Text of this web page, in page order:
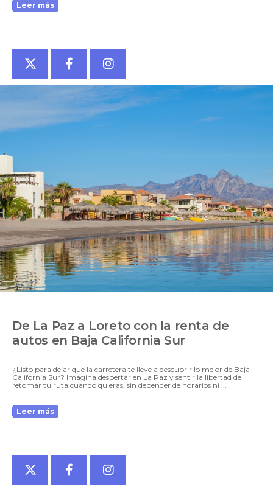
Leer más
De La Paz a Loreto con la renta de
autos en Baja California Sur
¿Listo para dejar que la carretera te lleve a descubrir lo mejor de Baja
California Sur? Imagina despertar en La Paz y sentir la libertad de
retomar tu ruta cuando quieras, sin depender de horarios ni ...
Leer más